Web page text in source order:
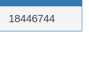
18446744